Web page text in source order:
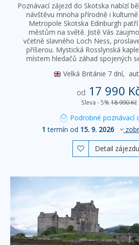
Poznávací zájezd do Skotska nabízí
návštěvu mnoha přírodně i
Metropole Skotska Edinburgh
městům na světě. Jistě Vás
včetně slavného Loch Ness,
příšerou. Mystická Rosslynská
místem hledačů záhad spojených
Velká Británie 7 dní,
od 17 990
Sleva - 5% 18 990 Kč
Podrobné poznávací
1 termín od 15. 9. 2026
 Detail zájezdu